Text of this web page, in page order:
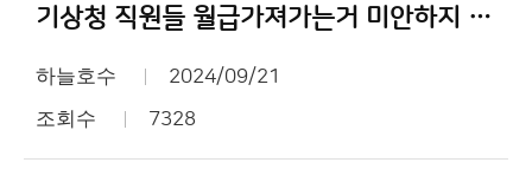
기상청 직원들 월급가져가는거 미안하지 않나요?
하늘호수 2024/09/21
조회수 7328